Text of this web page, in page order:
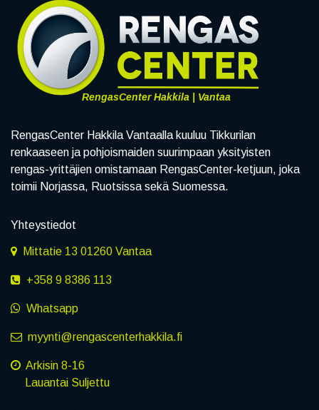
RengasCenter Hakkila | Vantaa
RengasCenter Hakkila Vantaalla kuuluu Tikkurilan
renkaaseen ja pohjoismaiden suurimpaan yksityisten
rengas-yrittäjien omistamaan RengasCenter-ketjuun, joka
toimii Norjassa, Ruotsissa sekä Suomessa.
Yhteystiedot
Mittatie 13 01260 Vantaa
+358 9 8386 113
Whatsapp
myynti@rengascenterhakkila.fi
Arkisin 8-16
Lauantai Suljettu